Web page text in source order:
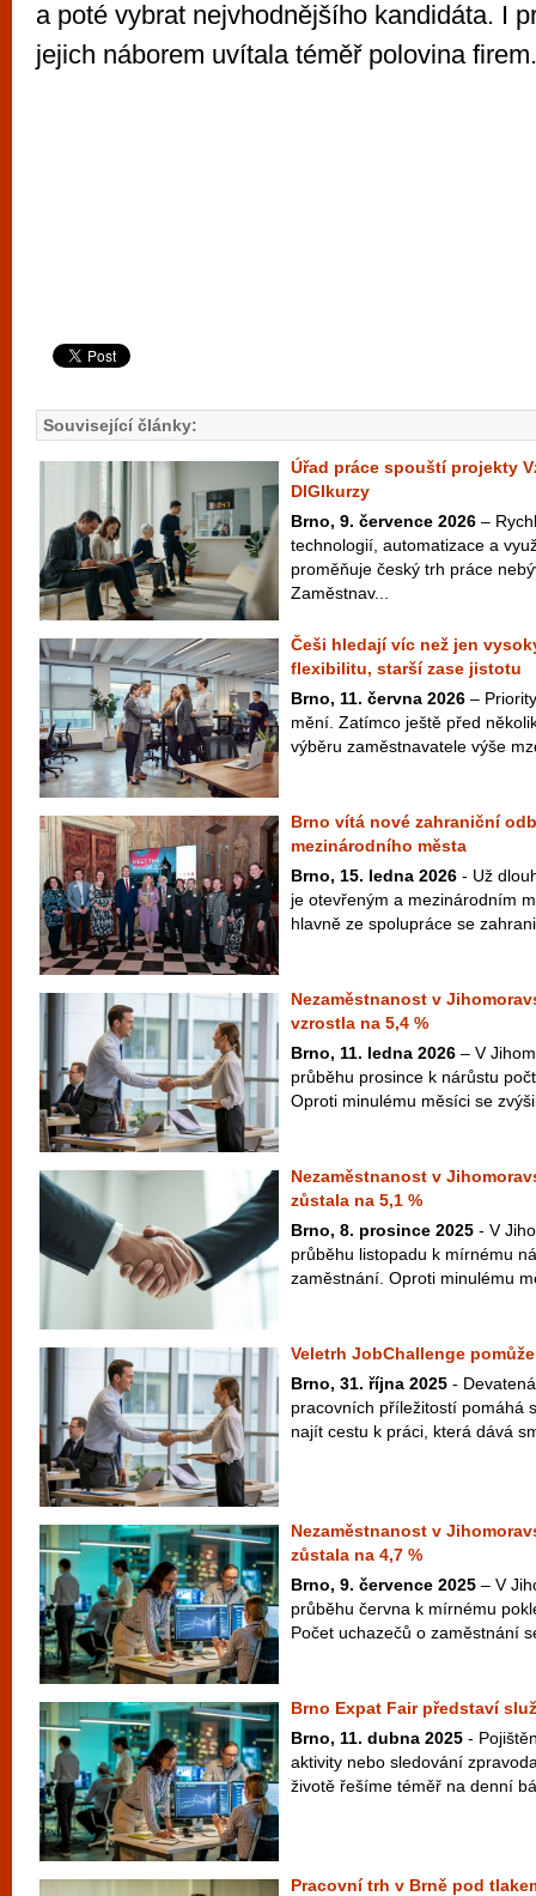
a poté vybrat nejvhodnějšího kandidáta. I
jejich náborem uvítala téměř polovina firem.
Související články:
Úřad práce spouští projekty
DIGIkurzy
Brno, 9. července 2026 –
technologií, automatizace a
proměňuje český trh práce
Zaměstnav...
Češi hledají víc než jen
flexibilitu, starší zase jistotu
Brno, 11. června 2026 –
mění. Zatímco ještě před
výběru zaměstnavatele výše
Brno vítá nové zahraniční
mezinárodního města
Brno, 15. ledna 2026 - Už
je otevřeným a mezinárodním
hlavně ze spolupráce se
Nezaměstnanost v
vzrostla na 5,4 %
Brno, 11. ledna 2026 – V
průběhu prosince k nárůstu
Oproti minulému měsíci se
Nezaměstnanost v
zůstala na 5,1 %
Brno, 8. prosince 2025 - V
průběhu listopadu k mírnému
zaměstnání. Oproti minulému
Veletrh JobChallenge
Brno, 31. října 2025 -
pracovních příležitostí pomáhá
najít cestu k práci, která dává
Nezaměstnanost v
zůstala na 4,7 %
Brno, 9. července 2025 – V
průběhu června k mírnému
Počet uchazečů o zaměstnání
Brno Expat Fair představí
Brno, 11. dubna 2025 -
aktivity nebo sledování
životě řešíme téměř na denní
Pracovní trh v Brně pod